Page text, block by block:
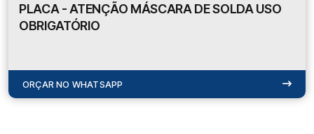
PLACA - ATENÇÃO MÁSCARA DE SOLDA USO
OBRIGATÓRIO
ORÇAR NO WHATSAPP